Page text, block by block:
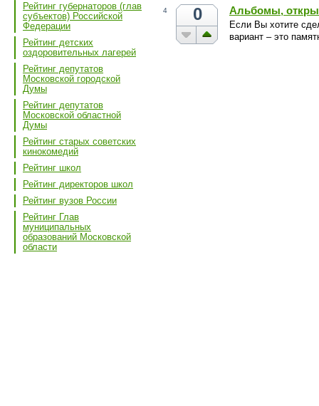
Рейтинг губернаторов (глав
субъектов) Российской
Федерации
Рейтинг детских
оздоровительных лагерей
Рейтинг депутатов
Московской городской
Думы
Рейтинг депутатов
Московской областной
Думы
Рейтинг старых советских
кинокомедий
Рейтинг школ
Рейтинг директоров школ
Рейтинг вузов России
Рейтинг Глав
муниципальных
образований Московской
области
4 0 Альбомы,
Если Вы хотите
вариант – это